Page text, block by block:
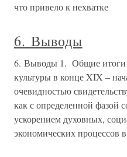
что привело к нехватке
6. Выводы
6. Выводы 1. Общие итоги
культуры в конце XIX –
очевидностью
как с определенной фазой
ускорением духовных,
экономических процессов в